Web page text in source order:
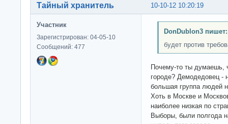
10-10-12 10:20:19
Тайный хранитель
Участник
Зарегистрирован: 04-05-10
Сообщений: 477
DonDublon3 пишет:
будет против
Почему-то ты думаешь,
городе? Демодедовец -
большая группа людей
Хоть в Москве и
наиболее низкая по
Выборы, были полгода